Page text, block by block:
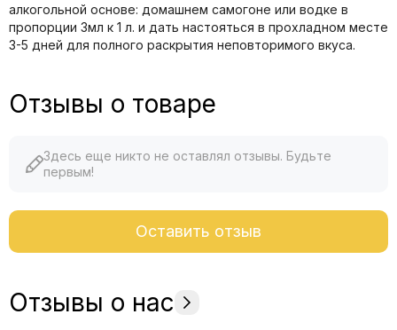
алкогольной основе: домашнем самогоне или водке в
пропорции 3мл к 1 л. и дать настояться в прохладном месте
3-5 дней для полного раскрытия неповторимого вкуса.
Отзывы о товаре
Здесь еще никто не оставлял отзывы. Будьте
первым!
Оставить отзыв
Отзывы о нас